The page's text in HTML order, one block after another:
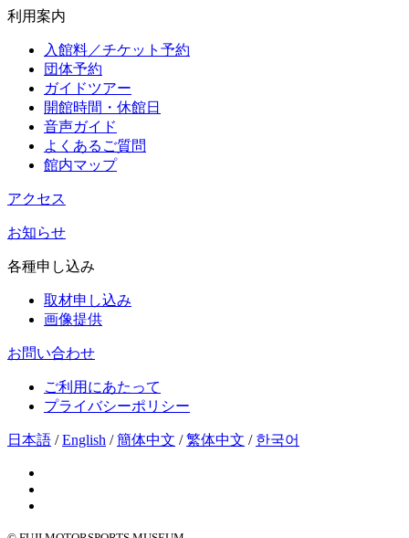
利用案内
入館料／チケット予約
団体予約
ガイドツアー
開館時間・休館日
音声ガイド
よくあるご質問
館内マップ
アクセス
お知らせ
各種申し込み
取材申し込み
画像提供
お問い合わせ
ご利用にあたって
プライバシーポリシー
日本語 /English /簡体中文 /繁体中文 / 한국어